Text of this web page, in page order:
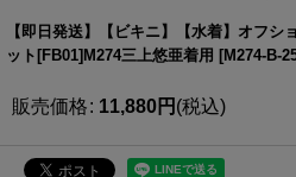
【即日発送】【ビキニ】【水着】オフシ
ット[FB01]M274三上悠亜着用 [M274-B-
販売価格: 11,880円 (税込)